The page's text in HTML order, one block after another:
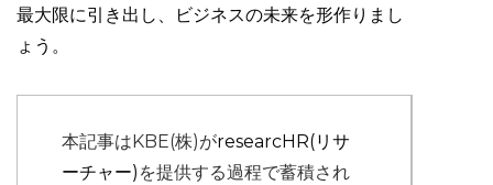
最大限に引き出し、ビジネスの未来を形作りまし
ょう。
本記事はKBE(株)がresearcHR(リサ
ーチャー) を提供する過程で蓄積され